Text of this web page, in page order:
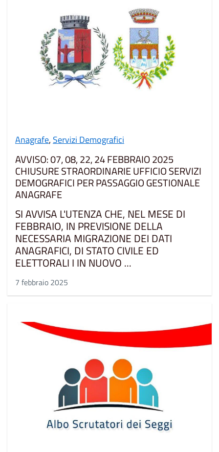
Anagrafe, Servizi Demografici
AVVISO: 07, 08, 22, 24 FEBBRAIO 2025
CHIUSURE STRAORDINARIE UFFICIO SERVIZI
DEMOGRAFICI PER PASSAGGIO GESTIONALE
ANAGRAFE
SI AVVISA L'UTENZA CHE, NEL MESE DI
FEBBRAIO, IN PREVISIONE DELLA
NECESSARIA MIGRAZIONE DEI DATI
ANAGRAFICI, DI STATO CIVILE ED
ELETTORALI I IN NUOVO ...
7 febbraio 2025